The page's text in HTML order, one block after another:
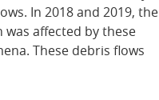
In 2018 and 2019, the
was affected by these
These debris flows